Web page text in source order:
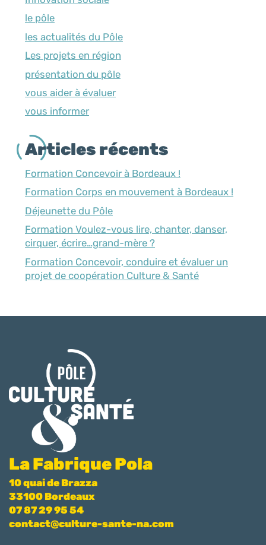
le pôle
les actualités du Pôle
Les projets en région
présentation du pôle
vous aider à évaluer
vous informer
Articles récents
Formation Concevoir à Bordeaux !
Formation Corps en mouvement à Bordeaux !
Déjeunette du Pôle
Formation Voulez-vous lire, chanter, danser,
cirquer, écrire…grand-mère ?
Formation Concevoir, conduire et évaluer un
projet de coopération Culture & Santé
La Fabrique Pola
10 quai de Brazza
33100 Bordeaux
07 87 29 95 54
contact@culture-sante-na.com